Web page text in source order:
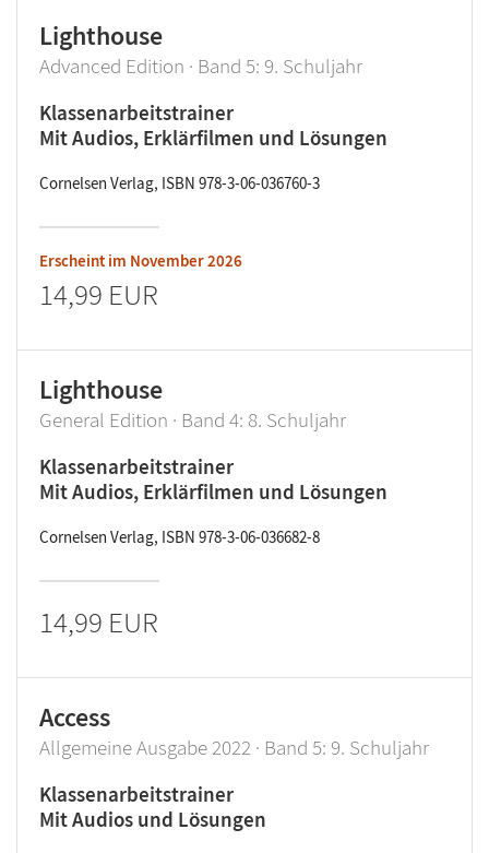
Lighthouse
Advanced Edition · Band 5: 9. Schuljahr
Klassenarbeitstrainer
Mit Audios, Erklärfilmen und Lösungen
Cornelsen Verlag, ISBN 978-3-06-036760-3
Erscheint im November 2026
14,99 EUR
Lighthouse
General Edition · Band 4: 8. Schuljahr
Klassenarbeitstrainer
Mit Audios, Erklärfilmen und Lösungen
Cornelsen Verlag, ISBN 978-3-06-036682-8
14,99 EUR
Access
Allgemeine Ausgabe 2022 · Band 5: 9. Schuljahr
Klassenarbeitstrainer
Mit Audios und Lösungen